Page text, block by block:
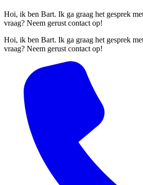
Hoi, ik ben Bart. Ik ga graag het gesprek
vraag? Neem gerust contact op!
Hoi, ik ben Bart. Ik ga graag het gesprek
vraag? Neem gerust contact op!